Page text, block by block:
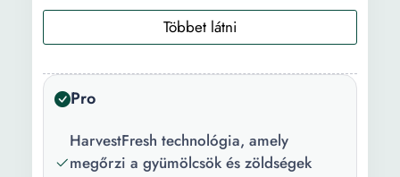
Energiahatékonyság
a legújabb európai
előírások szerint:
E energiaosztály
Zajszint:
Nettó
űrtartalom:
284 l
Pro
HarvestFresh technológia, amely
megőrzi a gyümölcsök és zöldségek